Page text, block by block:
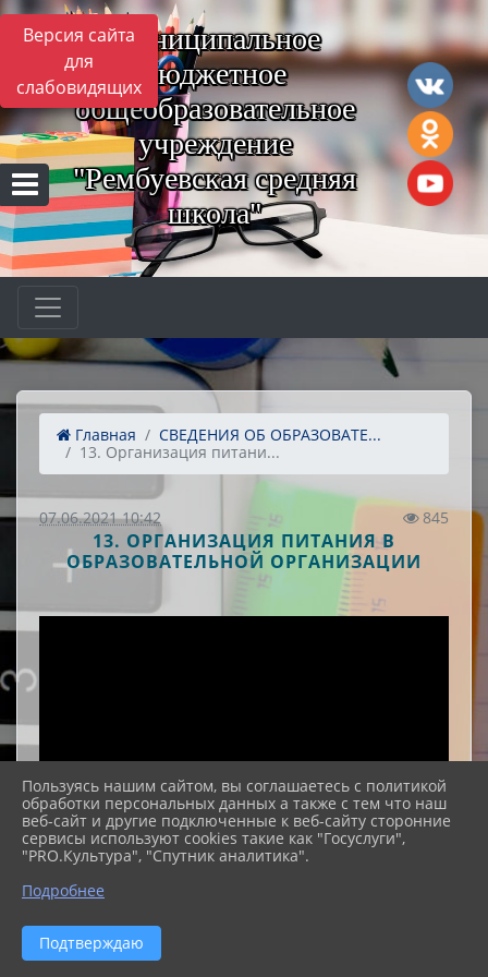
Версия сайта
для
слабовидящих
Муниципальное
бюджетное
общеобразовательное
учреждение
"Рембуевская средняя
школа"
Главная
СВЕДЕНИЯ ОБ ОБРАЗОВАТЕ...
13. Организация питани...
07.06.2021 10:42 845
13. ОРГАНИЗАЦИЯ ПИТАНИЯ В
ОБРАЗОВАТЕЛЬНОЙ ОРГАНИЗАЦИИ
ФАЙЛЫ
Здоровое питание Буклет.pdf (424.9
Пользуясь нашим сайтом, вы соглашаетесь с политикой
обработки персональных данных а также с тем что наш
веб-сайт и другие подключенные к веб-сайту сторонние
сервисы используют cookies такие как "Госуслуги",
"PRO.Культура", "Спутник аналитика".
Подробнее
Подтверждаю